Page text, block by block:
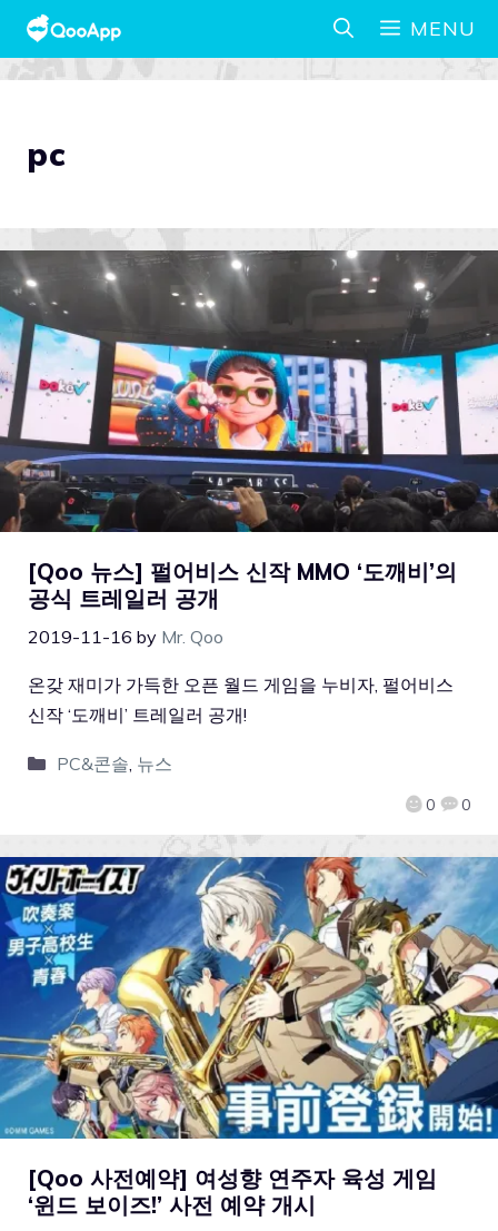
MENU
pc
[Qoo 뉴스] 펄어비스 신작 MMO ‘도깨비’의
공식 트레일러 공개
2019-11-16 by Mr. Qoo
0 0
온갖 재미가 가득한 오픈 월드 게임을 누비자, 펄어비스
신작 ‘도깨비’ 트레일러 공개!
PC&콘솔, 뉴스
[Qoo 사전예약] 여성향 연주자 육성 게임
‘윈드 보이즈!’ 사전 예약 개시